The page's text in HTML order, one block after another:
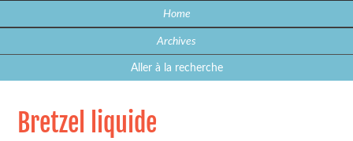
Home
Archives
Aller à la recherche
Bretzel liquide